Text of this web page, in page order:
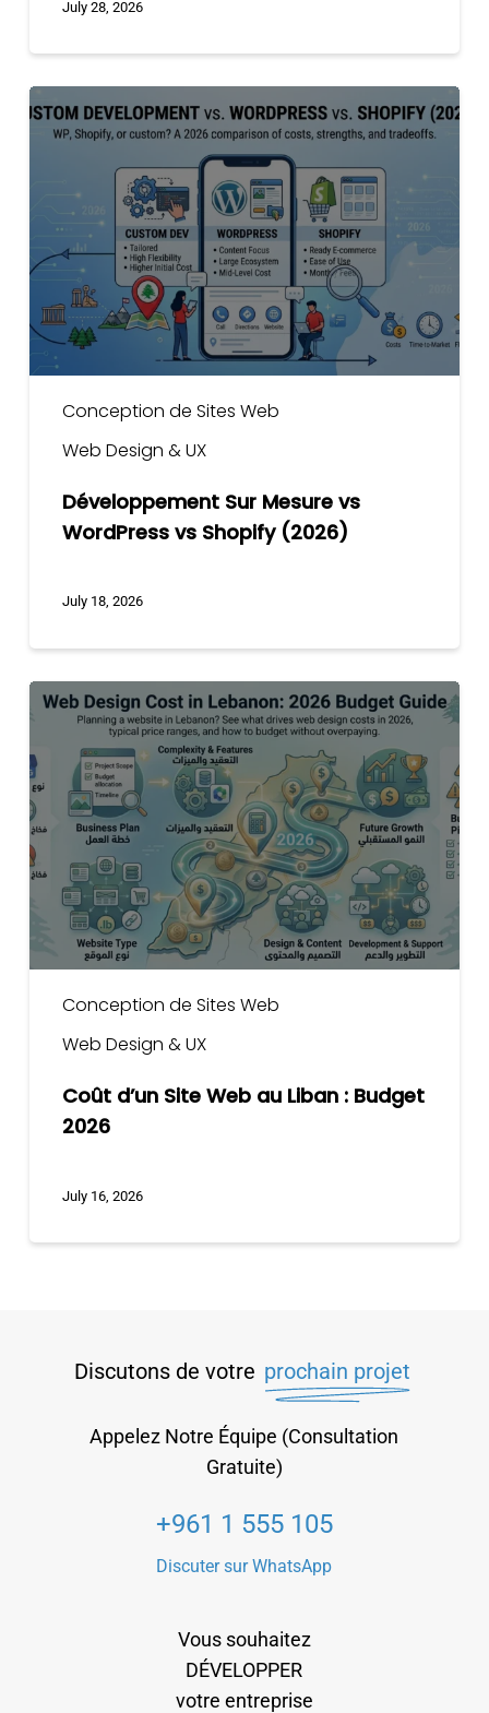
July 28, 2026
Conception de Sites Web
Web Design & UX
Sur
WordPress
Shopify
(2026)
Développement Sur Mesure vs
WordPress vs Shopify (2026)
July 18, 2026
Conception de Sites Web
Web Design & UX
Coût
Site
Web
au
Liban
:
Budget
Coût d’un Site Web au Liban : Budget
2026
July 16, 2026
Discutons de votre prochain projet
Appelez Notre Équipe (Consultation
Gratuite)
+961 1 555 105
Discuter sur WhatsApp
Vous souhaitez
DÉVELOPPER
votre entreprise